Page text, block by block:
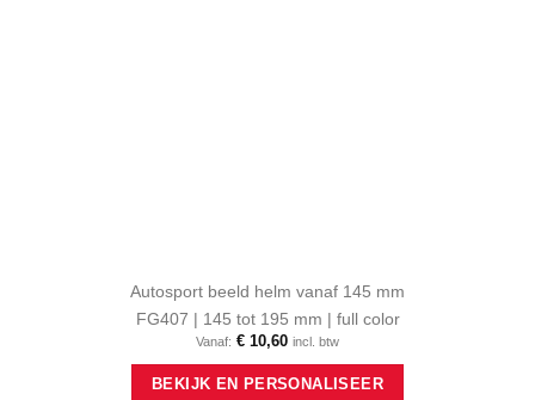
Autosport beeld helm vanaf 145 mm
FG407 | 145 tot 195 mm | full color
Vanaf: € 10,60 incl. btw
BEKIJK EN PERSONALISEER